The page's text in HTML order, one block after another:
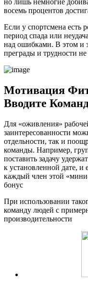
восемь процентов
Если у спортсмена есть
период спада или
над ошибками. В этом и
преграды и трудности
Мотивация
Вводите
Для «оживления»
заинтересованности
отдельности, так и
команды. Например,
поставить задачу
к установленной дате, и
каждый член этой
бонус
При использовании
команду людей с
производительности